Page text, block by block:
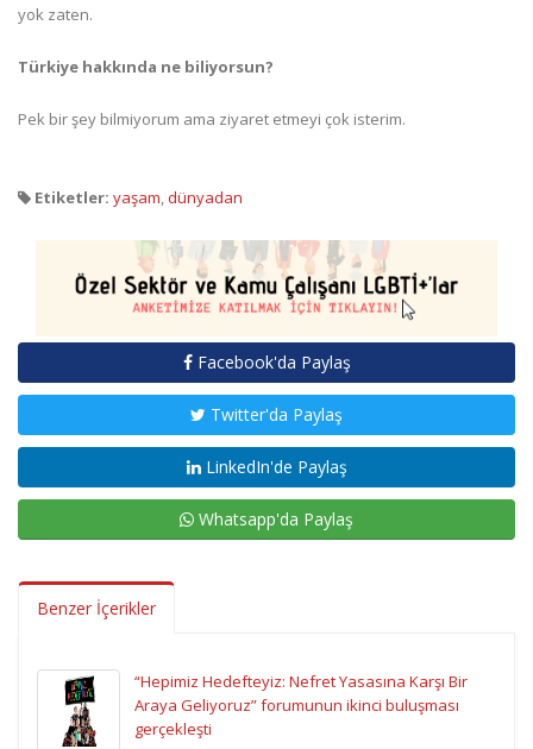
yok zaten.
Türkiye hakkında ne biliyorsun?
Pek bir şey bilmiyorum ama ziyaret etmeyi çok isterim.
Etiketler: yaşam,dünyadan
Facebook'da Paylaş
Twitter'da Paylaş
LinkedIn'de Paylaş
Whatsapp'da Paylaş
Benzer İçerikler
“Hepimiz Hedefteyiz: Nefret Yasasına Karşı Bir
Araya Geliyoruz” forumunun ikinci buluşması
gerçekleşti